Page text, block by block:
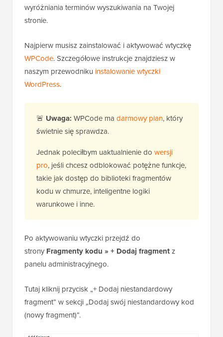
wyróżniania terminów wyszukiwania na Twojej
stronie.
Najpierw musisz zainstalować i aktywować wtyczkę
WPCode. Szczegółowe instrukcje znajdziesz w
naszym przewodniku instalowanie wtyczki
WordPress.
🚨 Uwaga: WPCode ma darmowy plan, który
świetnie się sprawdza.
Jednak poleciłbym uaktualnienie do wersji
pro, jeśli chcesz odblokować potężne funkcje,
takie jak dostęp do biblioteki fragmentów
kodu w chmurze, inteligentne logiki
warunkowe i inne.
Po aktywowaniu wtyczki przejdź do
strony Fragmenty kodu » + Dodaj fragmentz
panelu administracyjnego.
Tutaj kliknij przycisk „+ Dodaj niestandardowy
fragment” w sekcji „Dodaj swój niestandardowy kod
(nowy fragment)”.